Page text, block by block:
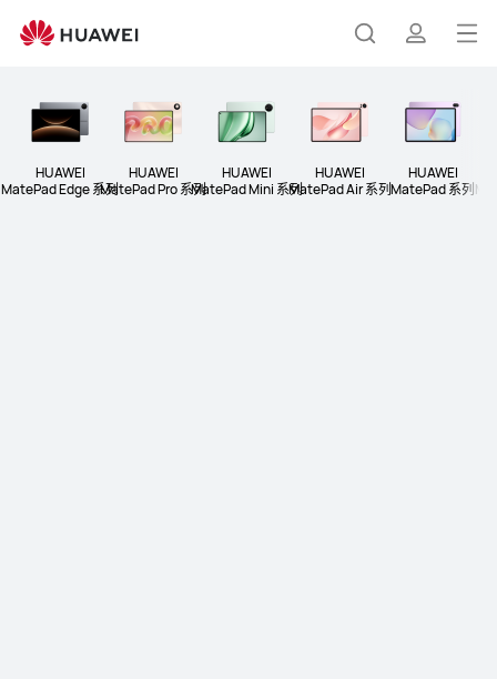
索
介
打
菜
单
HUAWEI
MatePad Edge 系列
HUAWEI
MatePad Pro 系列
HUAWEI
MatePad Mini 系列
HUAWEI
MatePad Air 系列
HUAWEI
MatePad 系列